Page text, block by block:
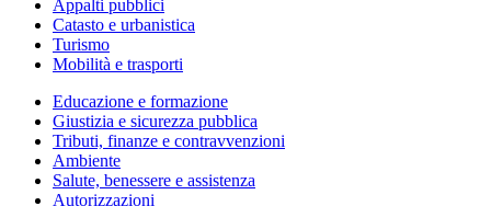
Appalti pubblici
Catasto e urbanistica
Turismo
Mobilità e trasporti
Educazione e formazione
Giustizia e sicurezza pubblica
Tributi, finanze e contravvenzioni
Ambiente
Salute, benessere e assistenza
Autorizzazioni